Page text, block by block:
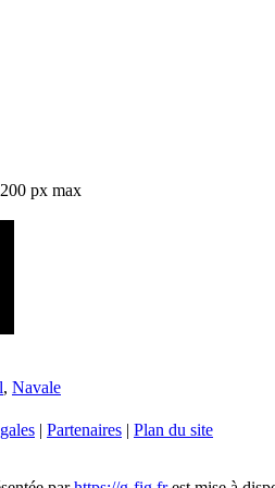
px max
, Navale
| Partenaires | Plan du site